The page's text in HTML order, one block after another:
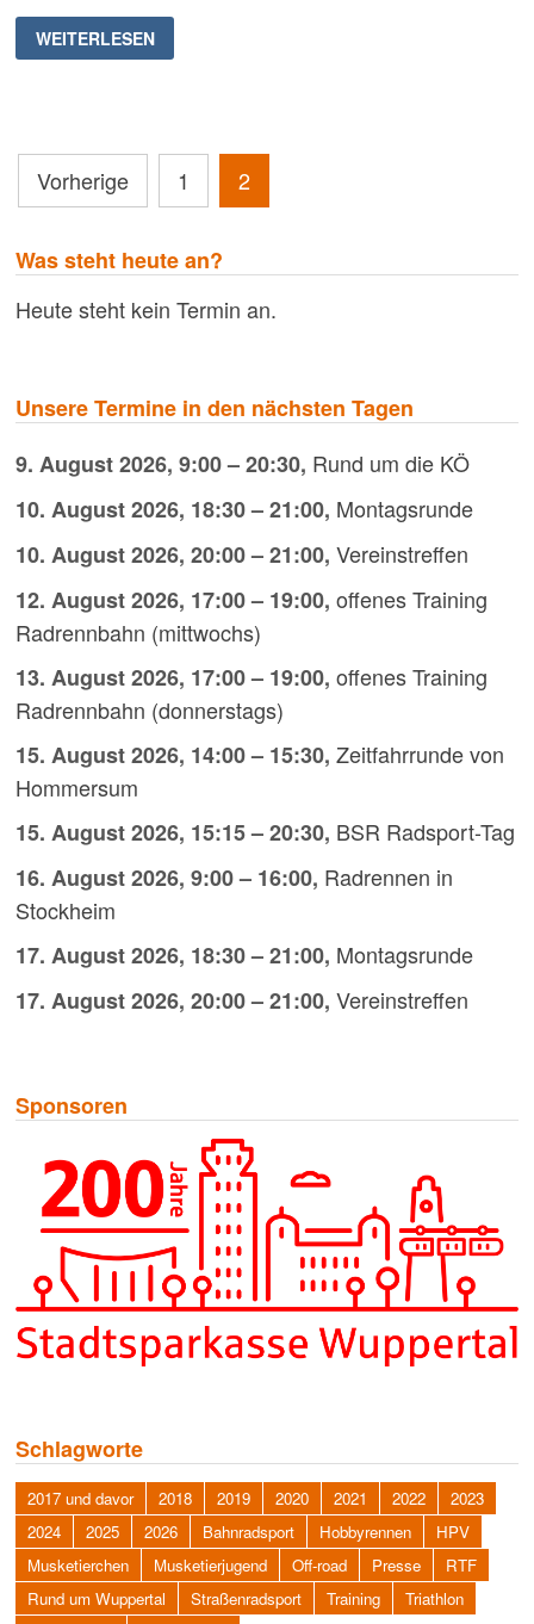
KOOPERATION
ZUR
NUTZUNG
WEITERLESEN
Seitennummerierung
der
Beiträge
Vorherige 1 2
Was steht heute an?
Heute steht kein Termin an.
Unsere Termine in den nächsten Tagen
9. August 2026, 9:00– 20:30, Rund um die KÖ
10. August 2026, 18:30– 21:00, Montagsrunde
10. August 2026, 20:00– 21:00, Vereinstreffen
12. August 2026, 17:00– 19:00, offenes Training
Radrennbahn (mittwochs)
13. August 2026, 17:00– 19:00, offenes Training
Radrennbahn (donnerstags)
15. August 2026, 14:00– 15:30, Zeitfahrrunde von
Hommersum
15. August 2026, 15:15– 20:30, BSR Radsport-Tag
16. August 2026, 9:00– 16:00, Radrennen in
Stockheim
17. August 2026, 18:30– 21:00, Montagsrunde
17. August 2026, 20:00– 21:00, Vereinstreffen
Sponsoren
Schlagworte
2017 und davor 2018 2019 2020 2021 2022
2023
2024
2025 2026 Bahnradsport Hobbyrennen
HPV
Musketierchen
Musketierjugend Off-road Presse
RTF
Rund um Wuppertal
Straßenradsport Training
Triathlon